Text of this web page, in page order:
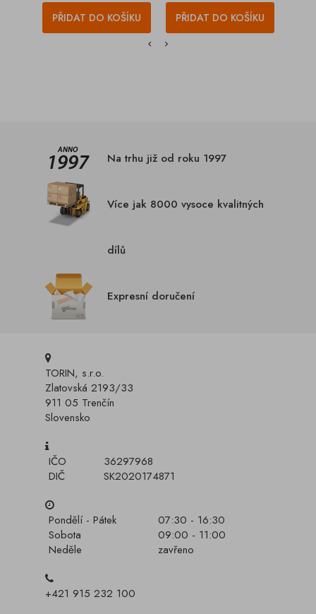
PŘIDAT DO KOŠÍKU PŘIDAT DO KOŠÍKU
Na trhu již od roku 1997
Více jak 8000 vysoce kvalitných
dílů
Expresní doručení
TORIN, s.r.o.
Zlatovská 2193/33
911 05 Trenčín
Slovensko
IČO
36297968
DIČ
SK2020174871
Pondělí - Pátek
07:30 - 16:30
Sobota
09:00 - 11:00
Neděle
zavřeno
+421 915 232 100